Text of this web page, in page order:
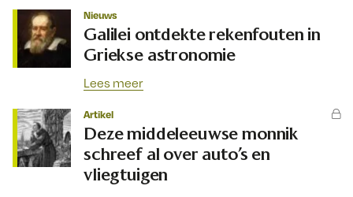
Nieuws
Galilei ontdekte rekenfouten in
Griekse astronomie
Lees meer
Artikel
Deze middeleeuwse monnik
schreef al over auto’s en
vliegtuigen